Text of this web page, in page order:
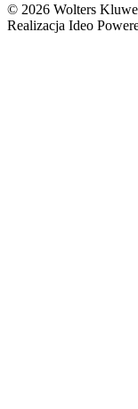
© 2026 Wolters
Realizacja Ideo